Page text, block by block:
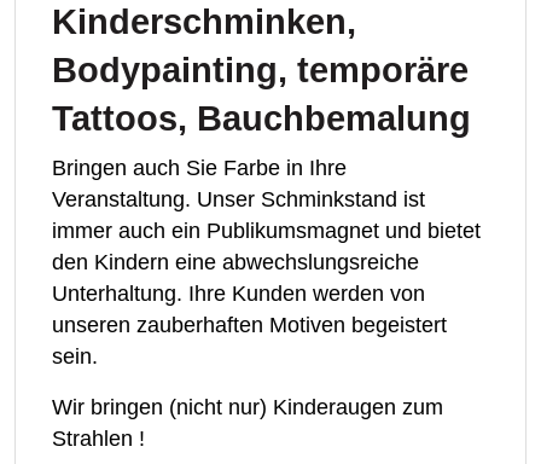
Kinderschminken,
Bodypainting, temporäre
Tattoos, Bauchbemalung
Bringen auch Sie Farbe in Ihre
Veranstaltung. Unser Schminkstand ist
immer auch ein Publikumsmagnet und bietet
den Kindern eine abwechslungsreiche
Unterhaltung. Ihre Kunden werden von
unseren zauberhaften Motiven begeistert
sein.
Wir bringen (nicht nur) Kinderaugen zum
Strahlen !